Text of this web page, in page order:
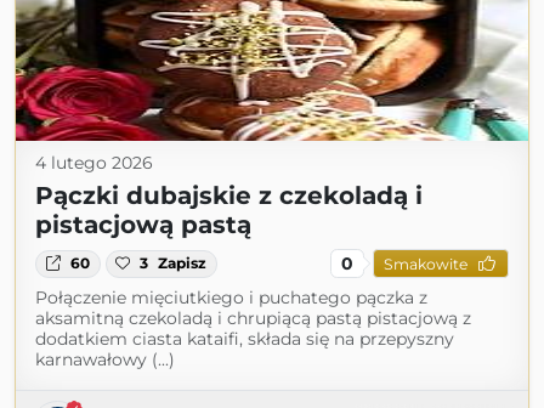
4 lutego 2026
Pączki dubajskie z czekoladą i
pistacjową pastą
60 3 Zapisz 0 Smakowite
Połączenie mięciutkiego i puchatego pączka z
aksamitną czekoladą i chrupiącą pastą pistacjową z
dodatkiem ciasta kataifi, składa się na przepyszny
karnawałowy (...)